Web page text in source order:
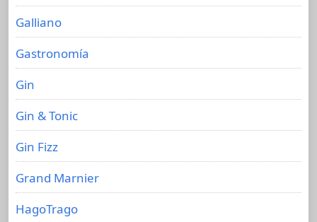
Galliano
Gastronomía
Gin
Gin & Tonic
Gin Fizz
Grand Marnier
HagoTrago